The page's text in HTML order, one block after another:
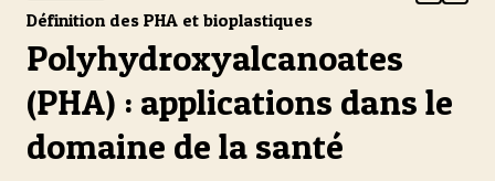
Définition des PHA et bioplastiques
Polyhydroxyalcanoates
(PHA) : applications dans le
domaine de la santé